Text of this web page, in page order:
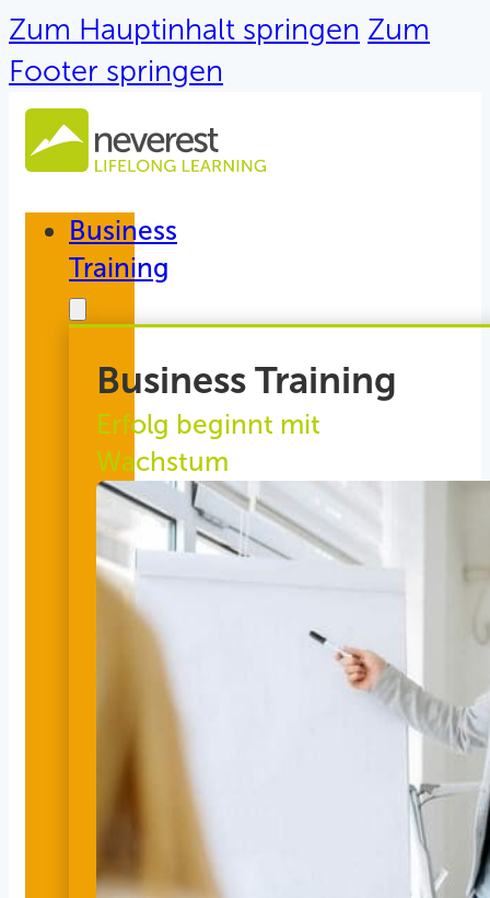
Zum Hauptinhalt springen Zum
Footer springen
Business
Training
Business Training
Erfolg beginnt mit
Wachstum